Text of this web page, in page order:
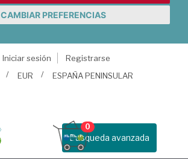
CAMBIAR PREFERENCIAS
Iniciar sesión
Registrarse
EUR ESPAÑA PENINSULAR
Busqueda avanzada
0